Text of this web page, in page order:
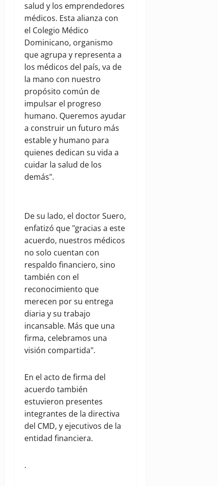
salud y los emprendedores
médicos. Esta alianza con
el Colegio Médico
Dominicano, organismo
que agrupa y representa a
los médicos del país, va de
la mano con nuestro
propósito común de
impulsar el progreso
humano. Queremos ayudar
a construir un futuro más
estable y humano para
quienes dedican su vida a
cuidar la salud de los
demás".
De su lado, el doctor Suero,
enfatizó que "gracias a este
acuerdo, nuestros médicos
no solo cuentan con
respaldo financiero, sino
también con el
reconocimiento que
merecen por su entrega
diaria y su trabajo
incansable. Más que una
firma, celebramos una
visión compartida".
En el acto de firma del
acuerdo también
estuvieron presentes
integrantes de la directiva
del CMD, y ejecutivos de la
entidad financiera.
.